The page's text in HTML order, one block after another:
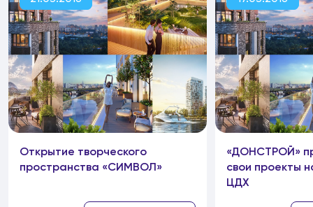
Открытие творческого
пространства «СИМВОЛ»
«ДОНСТРОЙ»
свои проекты
ЦДХ